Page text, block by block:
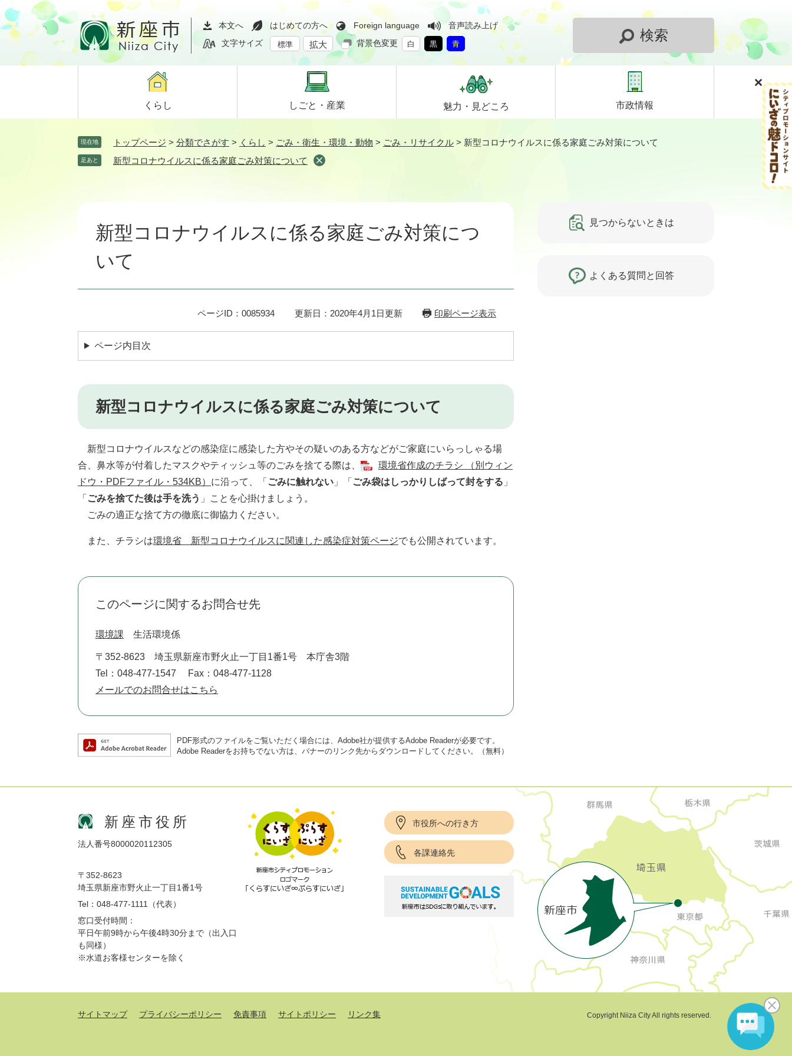
ペ
ー
ジ
メ
ニ
ュ
て
本文へ はじめての方へ Foreign language
音声読み上げ
文字サイズ
標準 拡大 背景色変更 白 黒 青
検索
くらし しごと・ 産業 魅力・ 見どころ 市政情報
現在地 トップページ > 分類でさがす > くらし > ごみ・衛生・環境・動物 > ごみ・リサイクル > 新型コロナウイルスに係る家庭ごみ対策について
足あと 新型コロナウイルスに係る家庭ごみ対策について
新型コロナウイルスに係る家庭ごみ対策につ
いて
ページID：0085934 更新日：2020年4月1日更新 印刷ページ表示
ページ内目次
新型コロナウイルスに係る家庭ごみ対策について
新型コロナウイルスなどの感染症に感染した方やその疑いのある方などがご家庭にいらっしゃる場
合、鼻水等が付着したマスクやティッシュ等のごみを捨てる際は、
環境省作成のチラシ （別ウィン
ドウ・PDFファイル・534KB） に沿って、「 ごみに触れない 」「 ごみ袋はしっかりしばって封をする 」
「 ごみを捨てた後は手を洗う 」ことを心掛けましょう。
ごみの適正な捨て方の徹底に御協力ください。
また、チラシは環境省 新型コロナウイルスに関連した感染症対策ページでも公開されています。
このページに関するお問合せ先
環境課 生活環境係
〒352-8623
埼玉県新座市野火止一丁目1番1号 本庁舎3階
Tel：048-477-1547
Fax：048-477-1128
メールでのお問合せはこちら
PDF形式のファイルをご覧いただく場合には、Adobe社が提供するAdobe Readerが必要です。
Adobe Readerをお持ちでない方は、バナーのリンク先からダウンロードしてください。（無料）
見つからないときは
よくある質問と回答
新座市役所
法人番号8000020112305
〒352-8623
埼玉県新座市野火止一丁目1番1号
Tel：048-477-1111（代表）
窓口受付時間：
平日午前9時から午後4時30分まで（出入口
も同様）
※水道お客様センターを除く
市役所への行き方
各課連絡先
サイトマップ プライバシーポリシー 免責事項 サイトポリシー リンク集 Copyright Niiza City All rights reserved.